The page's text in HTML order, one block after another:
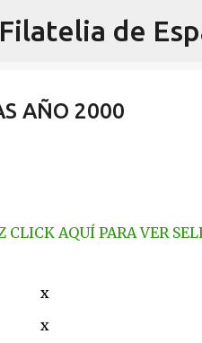
de
AÑO 2000
CLICK AQUÍ PARA VER
x
x